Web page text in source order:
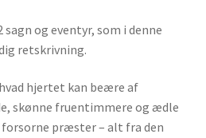
og eventyr, som i denne
retskrivning.
hjertet kan beære af
skønne fruentimmere og ædle
præster – alt fra den